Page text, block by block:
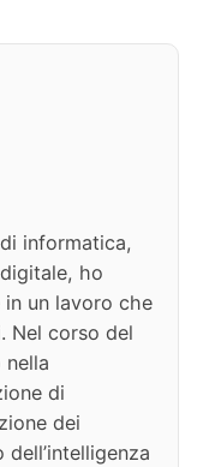
informatica,
ho
un lavoro che
Nel corso del
di
dei